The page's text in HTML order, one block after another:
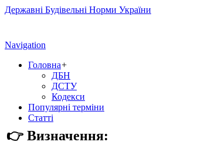
Державні Будівельні Норми України
Navigation
Головна+
ДБН
ДСТУ
Кодекси
Популярні терміни
Статті
👉 Визначення: